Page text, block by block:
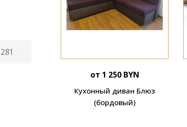
от 1 250 BYN
Кухонный диван Блюз
(бордовый)